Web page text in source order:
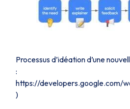
Processus d’idéation d’une
:
https://developers.google.com/
)